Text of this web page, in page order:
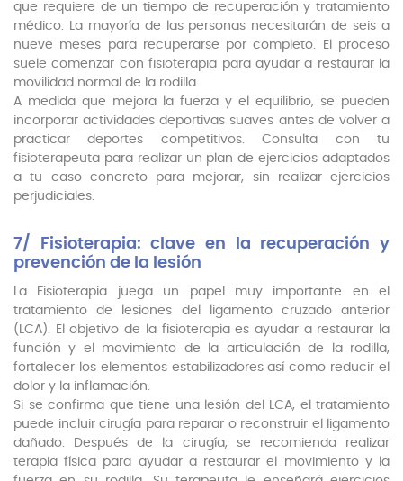
que requiere de un tiempo de recuperación y tratamiento
médico. La mayoría de las personas necesitarán de seis a
nueve meses para recuperarse por completo. El proceso
suele comenzar con fisioterapia para ayudar a restaurar la
movilidad normal de la rodilla.
A medida que mejora la fuerza y el equilibrio, se pueden
incorporar actividades deportivas suaves antes de volver a
practicar deportes competitivos. Consulta con tu
fisioterapeuta para realizar un plan de ejercicios adaptados
a tu caso concreto para mejorar, sin realizar ejercicios
perjudiciales.
7/ Fisioterapia: clave en la recuperación y
prevención de la lesión
La Fisioterapia juega un papel muy importante en el
tratamiento de lesiones del ligamento cruzado anterior
(LCA). El objetivo de la fisioterapia es ayudar a restaurar la
función y el movimiento de la articulación de la rodilla,
fortalecer los elementos estabilizadores así como reducir el
dolor y la inflamación.
Si se confirma que tiene una lesión del LCA, el tratamiento
puede incluir cirugía para reparar o reconstruir el ligamento
dañado. Después de la cirugía, se recomienda realizar
terapia física para ayudar a restaurar el movimiento y la